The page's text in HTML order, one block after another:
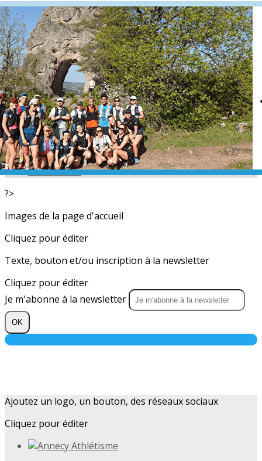
Exporter les lignes sélectionnées
Exporter toutes les colonnes
Exporter uniquement les colonnes affichées
Menu
<
>
L'équipe
Nos partenaires
Actualités
Calendrier
Photos
Newsletters
?>
Images de la page d'accueil
Cliquez pour éditer
Texte, bouton et/ou inscription à la newsletter
Cliquez pour éditer
Je m'abonne à la newsletter
OK
Ajoutez un logo, un bouton, des réseaux sociaux
Cliquez pour éditer